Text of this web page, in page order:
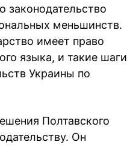
законодательство
меньшинств.
имеет право
языка, и такие шаги
Украины по
Полтавского
Он